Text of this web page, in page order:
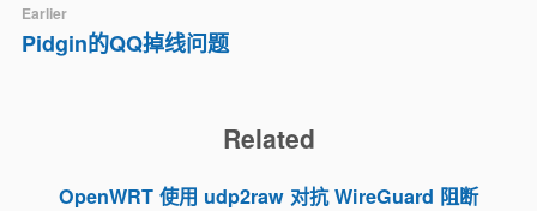
Earlier
Pidgin的QQ掉线问题
Related
OpenWRT 使用 udp2raw 对抗 WireGuard 阻断